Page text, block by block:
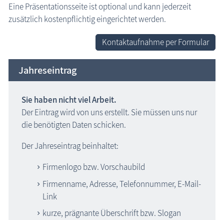
Eine Präsentationsseite ist optional und kann jederzeit
zusätzlich kostenpflichtig eingerichtet werden.
Kontaktaufnahme per Formular
Jahreseintrag
Sie haben nicht viel Arbeit.
Der Eintrag wird von uns erstellt. Sie müssen uns nur
die benötigten Daten schicken.
Der Jahreseintrag beinhaltet:
Firmenlogo bzw. Vorschaubild
Firmenname, Adresse, Telefonnummer, E-Mail-
Link
kurze, prägnante Überschrift bzw. Slogan